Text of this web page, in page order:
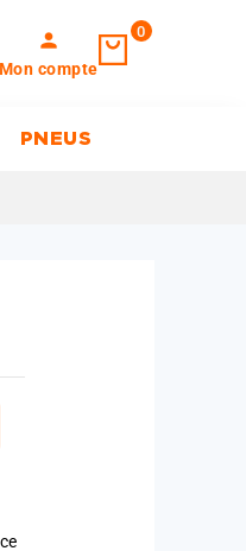
person
Mon compte
0
PNEUS